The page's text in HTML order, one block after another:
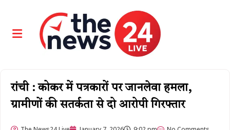
रांची : कोकर में पत्रकारों पर जानलेवा हमला,
ग्रामीणों की सतर्कता से दो आरोपी गिरफ्तार